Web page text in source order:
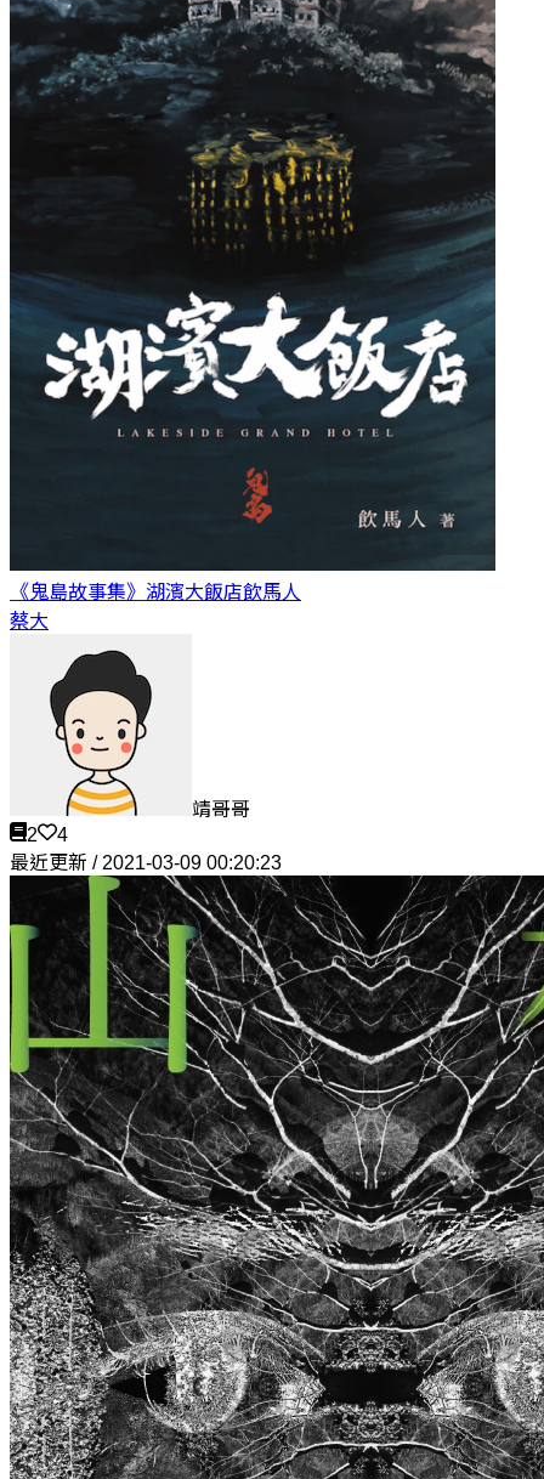
《鬼島故事集》湖濱大飯店飲馬人
蔡大
靖哥哥
2
4
最近更新 / 2021-03-09 00:20:23